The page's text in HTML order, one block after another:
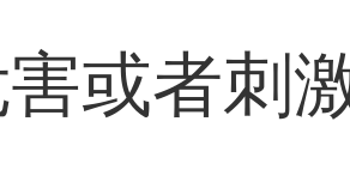
或者刺